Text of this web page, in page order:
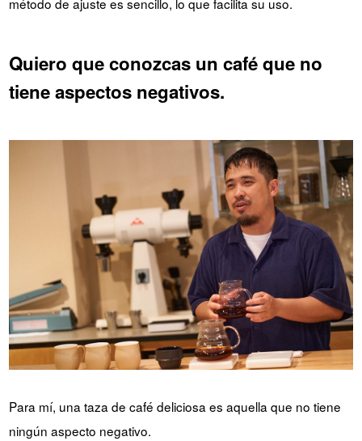
Quiero que conozcas un café que no
tiene aspectos negativos.
Para mí, una taza de café deliciosa es aquella que no tiene
ningún aspecto negativo.